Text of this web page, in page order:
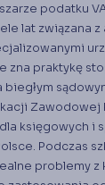
podatku
lat związana
zna praktykę
biegłym
Zawodowej
księgowych i
Podczas
problemy